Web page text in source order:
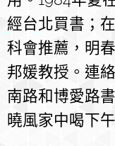
經台北買書；
科會推薦，明
邦媛教授。連
南路和博愛路
曉風家中喝下